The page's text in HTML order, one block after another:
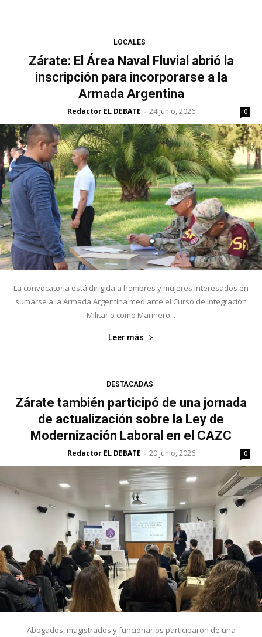
LOCALES
Zárate: El Área Naval Fluvial abrió la
inscripción para incorporarse a la
Armada Argentina
Redactor EL DEBATE - 24 junio, 2026 0
La convocatoria está dirigida a hombres y mujeres interesados en
sumarse a la Armada Argentina mediante el Curso de Integración
Militar o como Marinero...
Leer más
DESTACADAS
Zárate también participó de una jornada
de actualización sobre la Ley de
Modernización Laboral en el CAZC
Redactor EL DEBATE - 20 junio, 2026 0
Abogados, magistrados y funcionarios participaron de una